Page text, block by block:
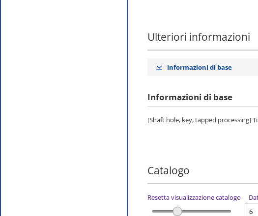
Ulteriori informazioni
Informazioni di base
Informazioni di base
[Shaft hole, key, tapped processing]
Catalogo
Resetta visualizzazione catalogo